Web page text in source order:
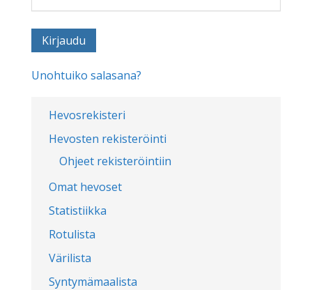
Hevosrekisteri
Hevosten rekisteröinti
Ohjeet rekisteröintiin
Omat hevoset
Statistiikka
Rotulista
Värilista
Syntymämaalista
Unohtuiko salasana?